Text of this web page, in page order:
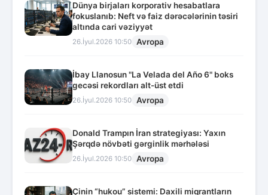
Dünya birjaları korporativ hesabatlara
fokuslanıb: Neft və faiz dərəcələrinin təsiri
altında cari vəziyyət
26.İyul.2026 10:50 Avropa
İbay Llanosun "La Velada del Año 6" boks
gecəsi rekordları alt-üst etdi
26.İyul.2026 10:50 Avropa
Donald Trampın İran strategiyası: Yaxın
Şərqdə növbəti gərginlik mərhələsi
26.İyul.2026 10:50 Avropa
Çinin “hukou” sistemi: Daxili miqrantların